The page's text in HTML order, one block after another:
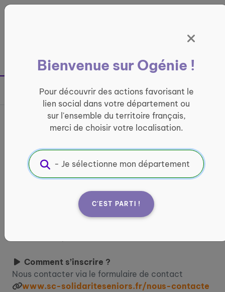
France entière
Bienvenue sur Ogénie !
Pour découvrir des actions favorisant le
lien social dans votre département ou
sur l'ensemble du territoire français,
merci de choisir votre localisation.
C'EST PARTI !
Partager sur
Activités organisées au
CCAS près de chez vous
CONVIVIALITÉ
Informations pratiques :
Comment s’inscrire ?
Nous contacter via le formulaire de contact
www.sc-solidariteseniors.fr/nous-contacte
Panneau de gestion des cookies